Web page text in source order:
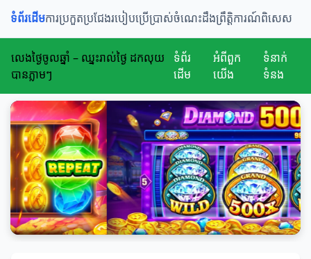
ទំព័រដើមការប្រកួតប្រជែងរបៀបប្រើប្រាស់ចំណេះដឹងព្រឹត្តិការណ៍ពិសេស
លេងថ្ងៃចូលឆ្នាំ – ឈ្នះរាល់ថ្ងៃ ដកលុយ
បានភ្លាមៗ
ទំព័រ
ដើម
អំពីពួក
យើង
ទំនាក់
ទំនង